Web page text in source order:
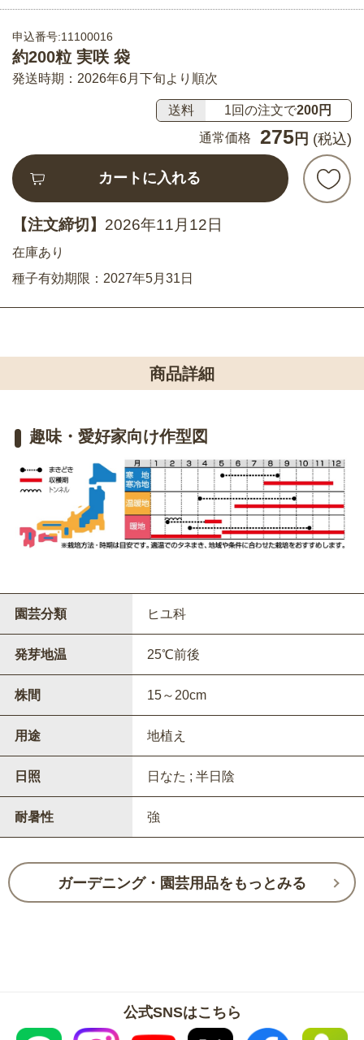
申込番号:11100016
約200粒 実咲 袋
発送時期：2026年6月下旬より順次
送料 1回の注文で200円
通常価格
275 円 (税込)
カートに入れる
【注文締切】 2026年11月12日
在庫あり
種子有効期限：2027年5月31日
商品詳細
趣味・愛好家向け作型図
園芸分類 ヒユ科
発芽地温 25℃前後
株間 15～20cm
用途 地植え
日照 日なた ; 半日陰
耐暑性 強
ガーデニング・園芸用品をもっとみる
公式SNSはこちら